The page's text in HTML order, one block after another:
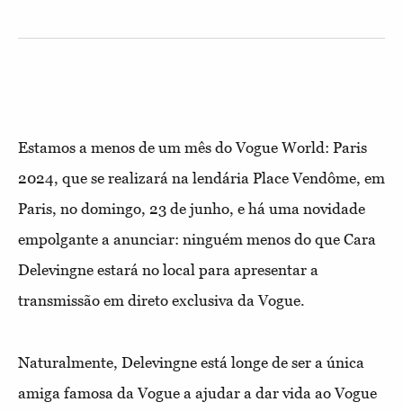
Estamos a menos de um mês do Vogue World: Paris
2024, que se realizará na lendária Place Vendôme, em
Paris, no domingo, 23 de junho, e há uma novidade
empolgante a anunciar: ninguém menos do que Cara
Delevingne estará no local para apresentar a
transmissão em direto exclusiva da Vogue.
Naturalmente, Delevingne está longe de ser a única
amiga famosa da Vogue a ajudar a dar vida ao Vogue